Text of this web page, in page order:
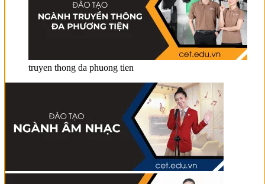
truyen thong da phuong tien